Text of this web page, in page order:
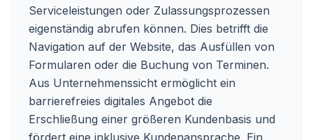
Serviceleistungen oder Zulassungsprozessen
eigenständig abrufen können. Dies betrifft die
Navigation auf der Website, das Ausfüllen von
Formularen oder die Buchung von Terminen.
Aus Unternehmenssicht ermöglicht ein
barrierefreies digitales Angebot die
Erschließung einer größeren Kundenbasis und
fördert eine inklusive Kundenansprache. Ein